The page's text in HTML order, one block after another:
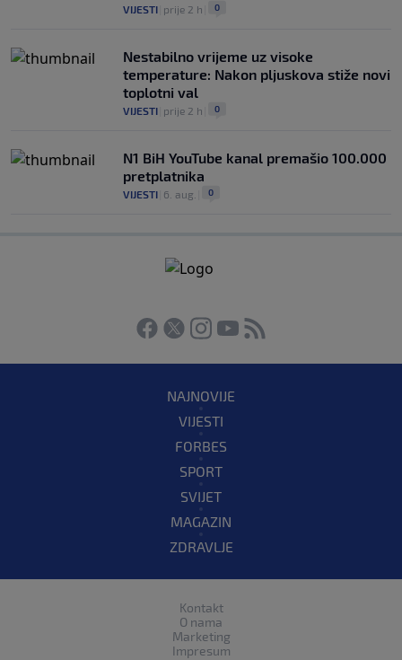
VIJESTI prije 2 h 0
Nestabilno vrijeme uz visoke
temperature: Nakon pljuskova stiže novi
toplotni val
VIJESTI prije 2 h 0
N1 BiH YouTube kanal premašio 100.000
pretplatnika
VIJESTI 6. aug. 0
NAJNOVIJE
VIJESTI
FORBES
SPORT
SVIJET
MAGAZIN
ZDRAVLJE
Kontakt
O nama
Marketing
Impresum